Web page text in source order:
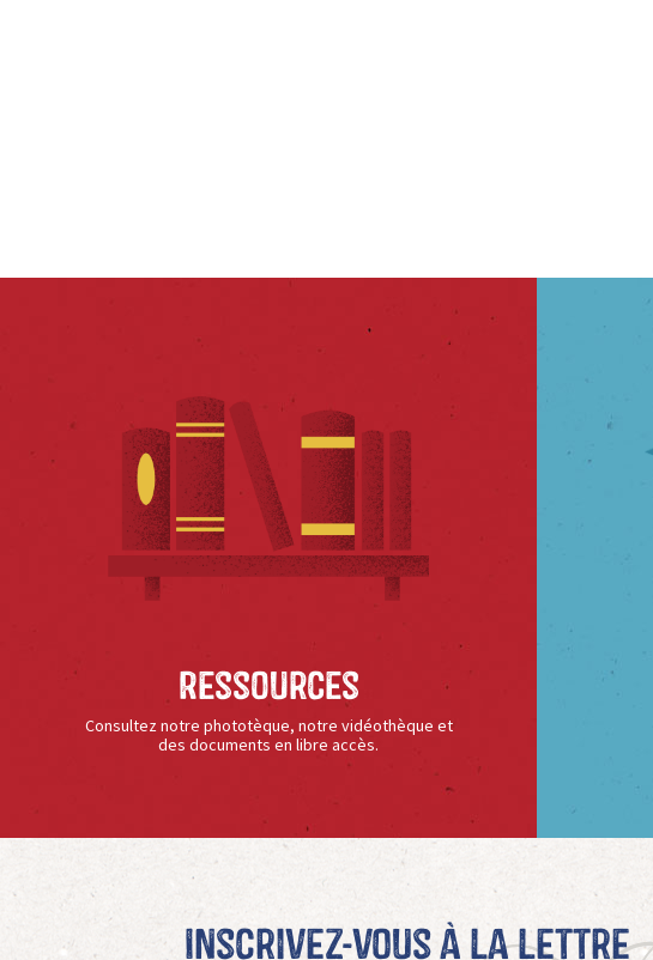
Ressources
Consultez notre phototèque, notre vidéothèque et
des documents en libre accès.
Inscrivez-vous à La Lettre